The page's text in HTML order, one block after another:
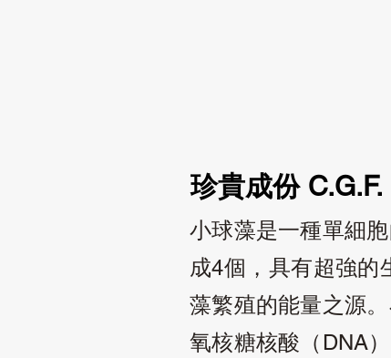
珍貴成份 C.G.F.
小球藻是一種單細
成4個，具有超強的
藻繁殖的能量之源
氧核糖核酸 （DNA）